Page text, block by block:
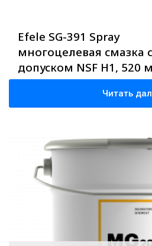
Efele SG-391 Spray
многоцелевая смазка с
допуском NSF H1, 520
Читать